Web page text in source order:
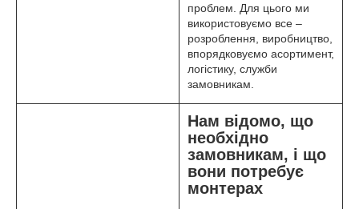
проблем. Для цього ми
використовуємо все –
розроблення, виробництво,
впорядковуємо асортимент,
логістику, служби
замовникам.
Нам відомо, що
необхідно
замовникам, і що
вони потребує
монтерах